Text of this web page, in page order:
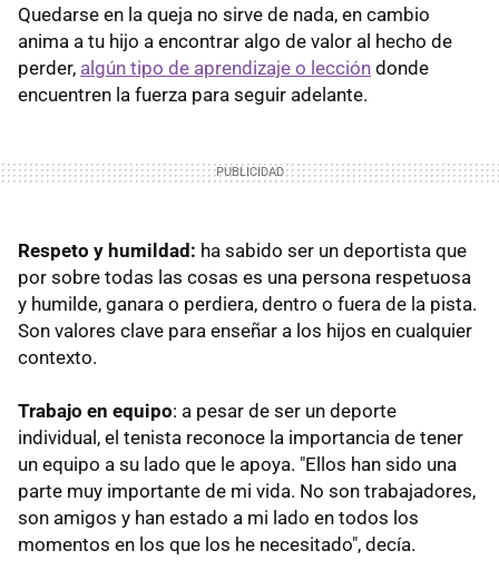
Quedarse en la queja no sirve de nada, en cambio
anima a tu hijo a encontrar algo de valor al hecho de
perder, algún tipo de aprendizaje o lección donde
encuentren la fuerza para seguir adelante.
Respeto y humildad: ha sabido ser un deportista que
por sobre todas las cosas es una persona respetuosa
y humilde, ganara o perdiera, dentro o fuera de la pista.
Son valores clave para enseñar a los hijos en cualquier
contexto.
Trabajo en equipo: a pesar de ser un deporte
individual, el tenista reconoce la importancia de tener
un equipo a su lado que le apoya. "Ellos han sido una
parte muy importante de mi vida. No son trabajadores,
son amigos y han estado a mi lado en todos los
momentos en los que los he necesitado", decía.